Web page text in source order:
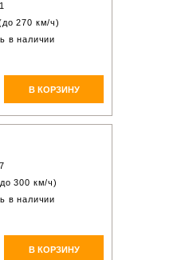
270 км/ч)
в наличии
В КОРЗИНУ
300 км/ч)
в наличии
В КОРЗИНУ